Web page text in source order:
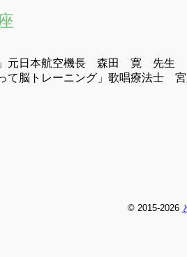
」元日本航空機長 森田 寛 先生
て脳トレーニング」歌唱療法士
© 2015-2026